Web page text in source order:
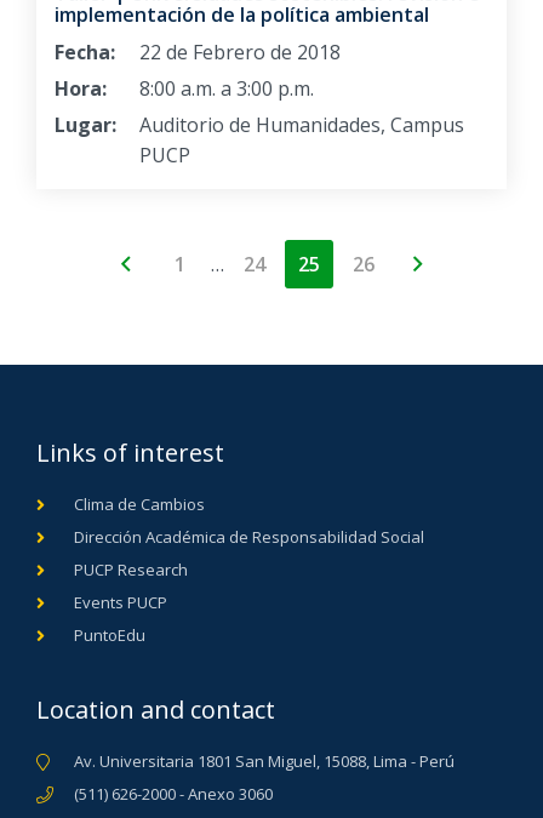
implementación de la política ambiental
Fecha:
22 de Febrero de 2018
Hora:
8:00 a.m. a 3:00 p.m.
Lugar:
Auditorio de Humanidades, Campus
PUCP
1 … 24 25 26
Links of interest
Clima de Cambios
Dirección Académica de Responsabilidad Social
PUCP Research
Events PUCP
PuntoEdu
Location and contact
Av. Universitaria 1801 San Miguel, 15088, Lima - Perú
(511) 626-2000 - Anexo 3060